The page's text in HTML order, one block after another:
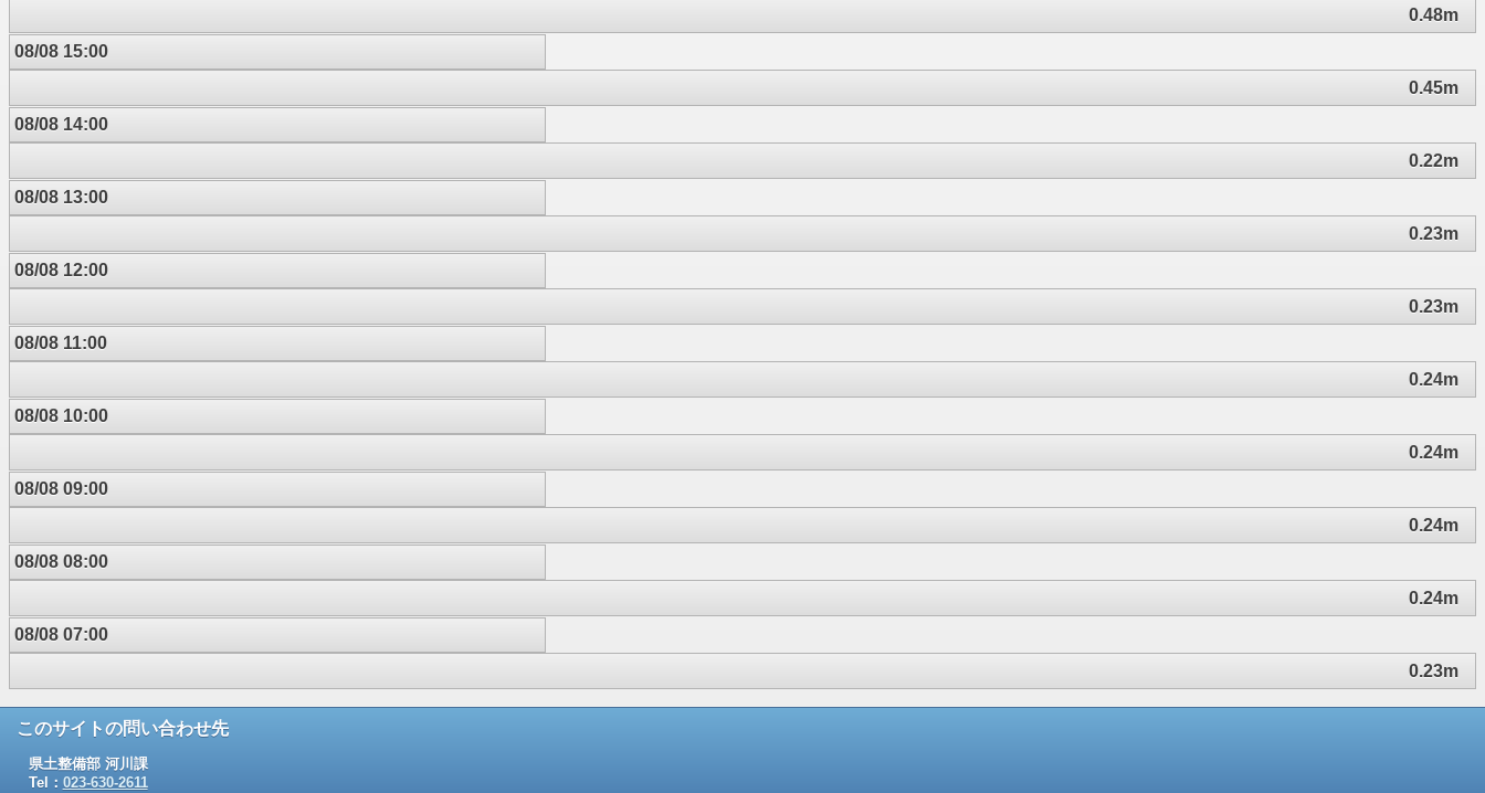
0.48m
08/08 15:00
0.45m
08/08 14:00
0.22m
08/08 13:00
0.23m
08/08 12:00
0.23m
08/08 11:00
0.24m
08/08 10:00
0.24m
08/08 09:00
0.24m
08/08 08:00
0.24m
08/08 07:00
0.23m
このサイトの問い合わせ先
県土整備部 河川課
Tel： 023-630-2611